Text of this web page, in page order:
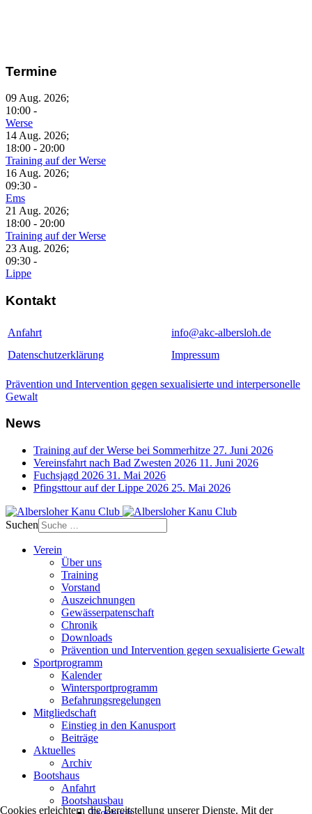
Termine
09 Aug. 2026;
10:00 -
Werse
14 Aug. 2026;
18:00 - 20:00
Training auf der Werse
16 Aug. 2026;
09:30 -
Ems
21 Aug. 2026;
18:00 - 20:00
Training auf der Werse
23 Aug. 2026;
09:30 -
Lippe
Kontakt
Anfahrt
info@akc-albersloh.de
Datenschutzerklärung
Impressum
Prävention und Intervention gegen sexualisierte und interpersonelle
Gewalt
News
Training auf der Werse bei Sommerhitze 27. Juni 2026
Vereinsfahrt nach Bad Zwesten 2026 11. Juni 2026
Fuchsjagd 2026 31. Mai 2026
Pfingsttour auf der Lippe 2026 25. Mai 2026
Suchen
Verein
Über uns
Training
Vorstand
Auszeichnungen
Gewässerpatenschaft
Chronik
Downloads
Prävention und Intervention gegen sexualisierte Gewalt
Sportprogramm
Kalender
Wintersportprogramm
Befahrungsregelungen
Mitgliedschaft
Einstieg in den Kanusport
Beiträge
Aktuelles
Archiv
Bootshaus
Anfahrt
Bootshausbau
Cookies erleichtern die Bereitstellung unserer Dienste. Mit der